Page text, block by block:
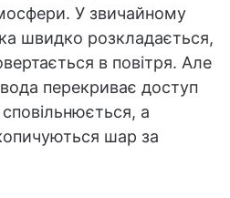
У звичайному
швидко розкладається,
в повітря. Але
перекриває доступ
а
шар за